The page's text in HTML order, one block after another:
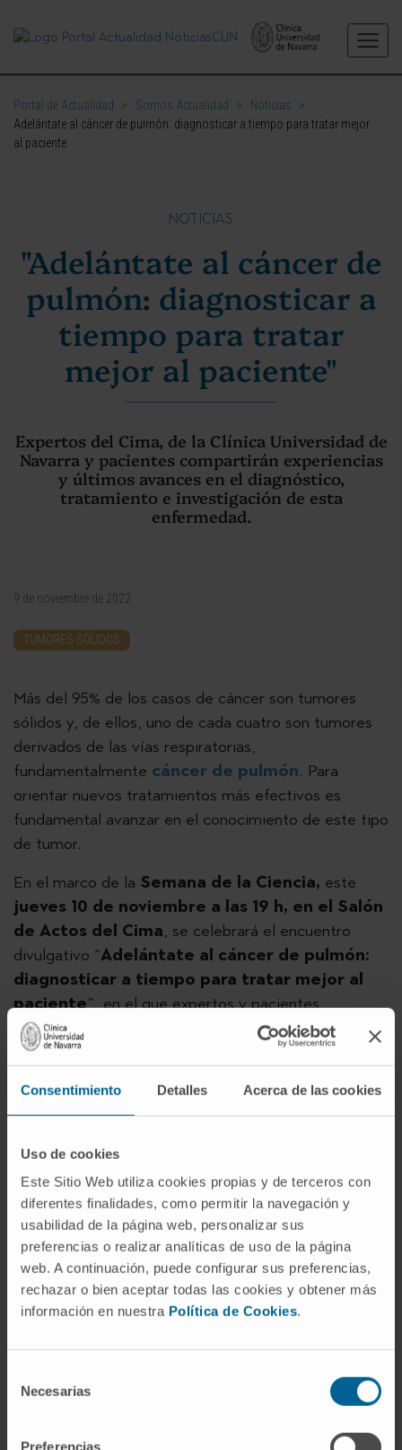
Consentimiento Detalles Acerca de las cookies
Uso de cookies
Este Sitio Web utiliza cookies propias y de terceros con
diferentes finalidades, como permitir la navegación y
usabilidad de la página web, personalizar sus
preferencias o realizar analíticas de uso de la página
web. A continuación, puede configurar sus preferencias,
rechazar o bien aceptar todas las cookies y obtener más
información en nuestra Política de Cookies.
Necesarias
Preferencias
Portal de Actualidad > Somos Actualidad > Noticias
>
Adelántate al cáncer de pulmón: diagnosticar a tiempo para tratar mejor
al paciente
NOTICIAS
"Adelántate al cáncer de
pulmón: diagnosticar a
tiempo para tratar
mejor al paciente"
Expertos del Cima, de la Clínica Universidad de
Navarra y pacientes compartirán experiencias
y últimos avances en el diagnóstico,
tratamiento e investigación de esta
enfermedad.
9 de noviembre de 2022
TUMORES SÓLIDOS
Más del 95% de los casos de cáncer son tumores
sólidos y, de ellos, uno de cada cuatro son tumores
derivados de las vías respiratorias,
fundamentalmente cáncer de pulmón. Para
orientar nuevos tratamientos más efectivos es
fundamental avanzar en el conocimiento de este tipo
de tumor.
En el marco de la Semana de la Ciencia, este
jueves 10 de noviembre a las 19 h, en el Salón
de Actos del Cima, se celebrará el encuentro
divulgativo “Adelántate al cáncer de pulmón:
diagnosticar a tiempo para tratar mejor al
paciente”, en el que expertos y pacientes
compartirán experiencias y últimos avances en el
diagnóstico, tratamiento e investigación de esta
Este evento está organizado por el Cima y la Clínica
Kutxa, entidad que apoya la investigación en cáncer
de pulmón del Programa de Tumores Sólidos
del Cima.
Participarán :
• Dr.Luis Montuenga , investigador senior del
Programa de Tumores Sólidosdel Cima.
Departamento de Oncologíade la Clínica
• Dra.Arantza Campo
Universidad de Navarra.